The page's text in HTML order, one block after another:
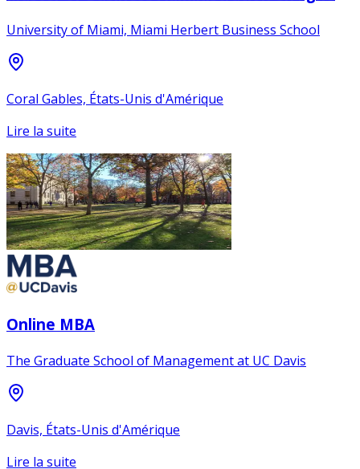
University of Miami, Miami Herbert Business School
Coral Gables, États-Unis d'Amérique
Lire la suite
Online MBA
The Graduate School of Management at UC Davis
Davis, États-Unis d'Amérique
Lire la suite